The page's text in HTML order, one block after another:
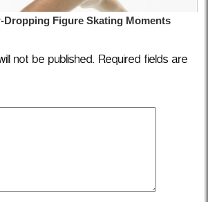
not be published. Required fields are